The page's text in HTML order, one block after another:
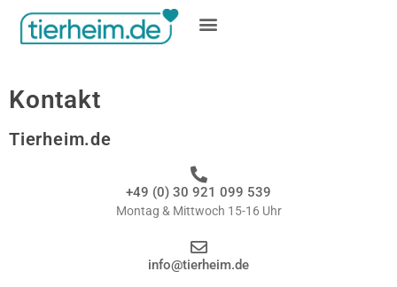
Kontakt
Tierheim.de
+49 (0) 30 921 099 539
Montag & Mittwoch 15-16 Uhr
info@tierheim.de